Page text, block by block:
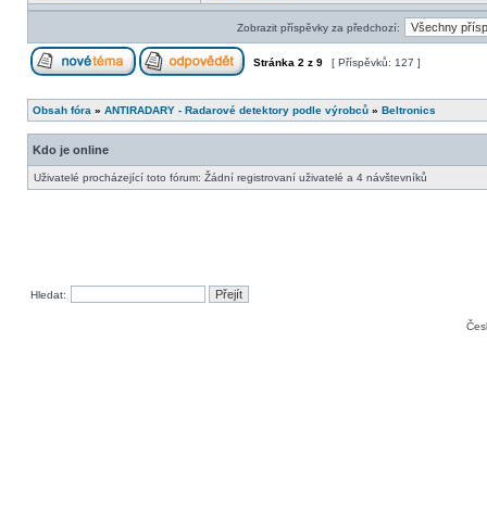
Zobrazit příspěvky za předchozí:
Stránka 2 z 9 [ Příspěvků: 127 ]
Obsah fóra » ANTIRADARY - Radarové detektory podle výrobců » Beltronics
Kdo je online
Uživatelé procházející toto fórum: Žádní registrovaní uživatelé a 4 návštevníků
Hledat: